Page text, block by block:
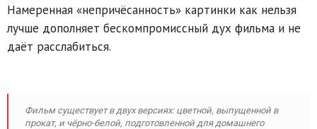
Намеренная «непричёсанность» картинки как нельзя
лучше дополняет бескомпромиссный дух фильма и не
даёт расслабиться.
Фильм существует в двух версиях: цветной, выпущенной в
прокат, и чёрно-белой, подготовленной для домашнего